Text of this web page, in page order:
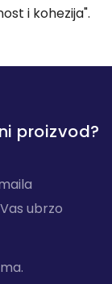
i kohezija".
proizvod?
ubrzo